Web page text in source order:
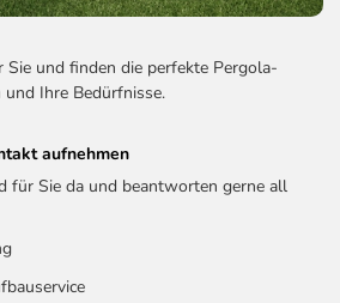
und finden die perfekte Pergola-
Ihre Bedürfnisse.
aufnehmen
für Sie da und beantworten gerne all